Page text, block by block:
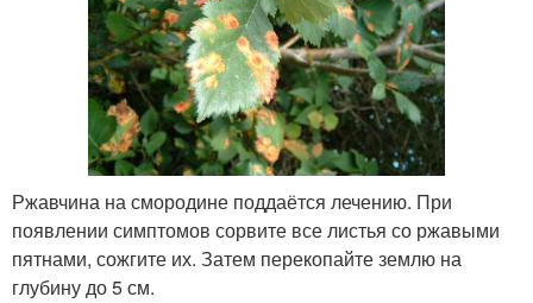
Ржавчина на смородине поддаётся лечению. При
появлении симптомов сорвите все листья со ржавыми
пятнами, сожгите их. Затем перекопайте землю на
глубину до 5 см.